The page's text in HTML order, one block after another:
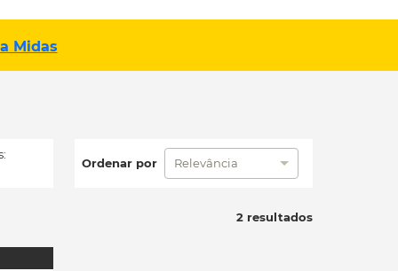
Midas
Ordenar por Relevância
2 resultados